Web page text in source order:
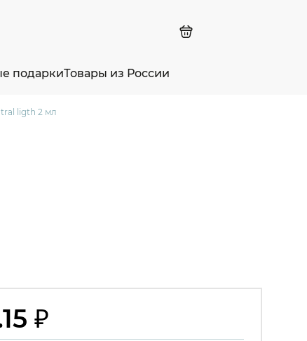
подаркиТовары из России
ligth 2 мл
₽